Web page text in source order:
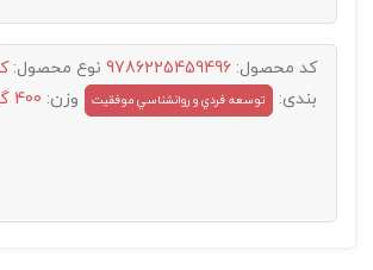
کد محصول: 9786225459496 نوع محصول:
بندی:
توسعه فردي و روانشناسي موفقيت وزن: 400 گرم